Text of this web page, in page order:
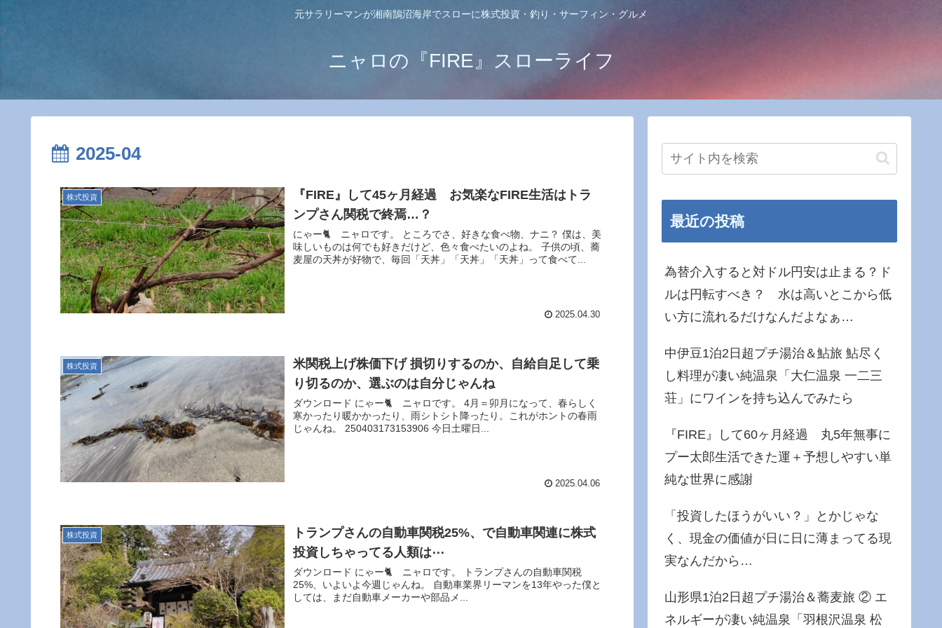
元サラリーマンが湘南鵠沼海岸でスローに株式投資・釣り・サーフィン・グルメ
ニャロの『FIRE』スローライフ
2025-04
株式投資
『FIRE』して45ヶ月経過 お気楽なFIRE生活はトラ
ンプさん関税で終焉…？
にゃー🐈️ ニャロです。 ところでさ、好きな食べ物、ナニ？ 僕は、美
味しいものは何でも好きだけど、色々食べたいのよね。 子供の頃、蕎
麦屋の天丼が好物で、毎回「天丼」「天丼」「天丼」って食べて...
2025.04.30
株式投資
米関税上げ株価下げ 損切りするのか、自給自足して乗
り切るのか、選ぶのは自分じゃんね
ダウンロード にゃー🐈️ ニャロです。 4月＝卯月になって、春らしく
寒かったり暖かかったり、雨シトシト降ったり。これがホントの春雨
じゃんね。 250403173153906 今日土曜日...
2025.04.06
株式投資
トランプさんの自動車関税25%、で自動車関連に株式
投資しちゃってる人類は⋯
ダウンロード にゃー🐈️ ニャロです。 トランプさんの自動車関税
25%、いよいよ今週じゃんね。 自動車業界リーマンを13年やった僕と
しては、まだ自動車メーカーや部品メ...
最近の投稿
為替介入すると対ドル円安は止まる？ド
ルは円転すべき？ 水は高いとこから低
い方に流れるだけなんだよなぁ…
中伊豆1泊2日超プチ湯治＆鮎旅 鮎尽く
し料理が凄い純温泉「大仁温泉 一二三
荘」にワインを持ち込んでみたら
『FIRE』して60ヶ月経過 丸5年無事に
プー太郎生活できた運＋予想しやすい単
純な世界に感謝
「投資したほうがいい？」とかじゃな
く、現金の価値が日に日に薄まってる現
実なんだから…
山形県1泊2日超プチ湯治＆蕎麦旅 ② エ
ネルギーが凄い純温泉「羽根沢温泉 松